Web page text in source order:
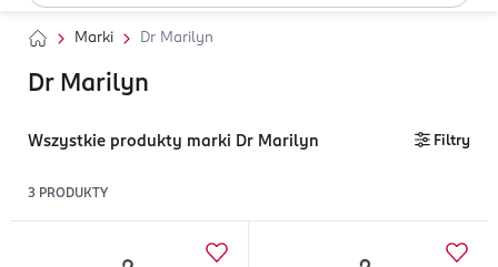
Marki Dr Marilyn
Dr Marilyn
Wszystkie produkty marki Dr Marilyn Filtry
3 PRODUKTY